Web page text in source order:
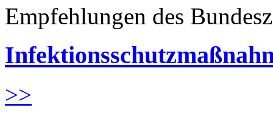
Empfehlungen des
>>